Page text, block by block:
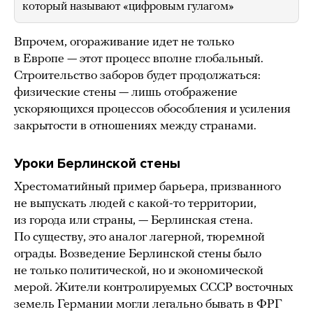
который называют «цифровым гулагом»
Впрочем, огораживание идет не только
в Европе — этот процесс вполне глобальный.
Строительство заборов будет продолжаться:
физические стены — лишь отображение
ускоряющихся процессов обособления и усиления
закрытости в отношениях между странами.
Уроки Берлинской стены
Хрестоматийный пример барьера, призванного
не выпускать людей с какой-то территории,
из города или страны, — Берлинская стена.
По существу, это аналог лагерной, тюремной
ограды. Возведение Берлинской стены было
не только политической, но и экономической
мерой. Жители контролируемых СССР восточных
земель Германии могли легально бывать в ФРГ